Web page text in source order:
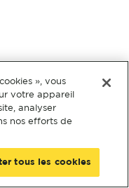
», vous
votre appareil
analyser
nos efforts de
tous les cookies